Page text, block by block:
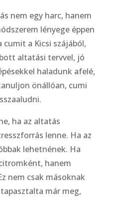
nem egy harc, hanem
lényege éppen
a Kicsi szájából,
altatási tervvel, jó
haladunk afelé,
önállóan, cumi
ha az altatás
lenne. Ha az
lehetnének. Ha
hanem
nem csak másoknak
már meg,